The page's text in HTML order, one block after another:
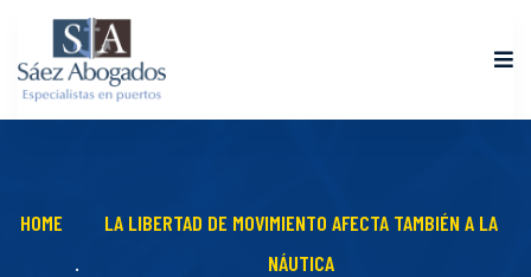
HOME
LA LIBERTAD DE MOVIMIENTO AFECTA TAMBIÉN A LA
NÁUTICA